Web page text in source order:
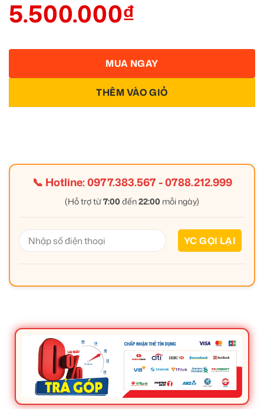
5.500.000₫
THÊM VÀO GIỎ
MUA NGAY
📞 Hotline:0977.383.567-0788.212.999
(Hỗ trợ từ7:00 đến22:00 mỗi ngày)